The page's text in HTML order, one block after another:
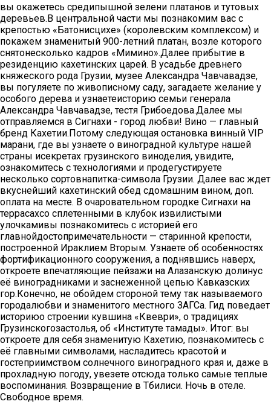
вы окажетесь средипышной зелени платанов и тутовых
деревьев.В центральной части мы познакомим вас с
крепостью «Батонисцихе» (королевским комплексом) и
покажем знаменитый 900-летний платан, возле которого
снятонесколько кадров «Мимино».Далее прибытие в
резиденцию кахетинских царей. В усадьбе древнего
княжеского рода Грузии, музее Александра Чавчавадзе,
вы погуляете по живописному саду, загадаете желание у
особого дерева и узнаетеисторию семьи генерала
Александра Чавчавадзе, тестя Грибоедова.Далее мы
отправляемся в Сигнахи - город любви! Вино — главный
бренд Кахетии.Потому следующая остановка винный VIP
марани, где вы узнаете о виноградной культуре нашей
страны исекретах грузинского виноделия, увидите,
ознакомитесь с технологиями и продегустируете
несколько сортовнапитка-символа Грузии. Далее вас ждет
вкуснейший кахетинский обед сдомашним вином, доп.
оплата на месте. В очаровательном городке Сигнахи на
террасахсо сплетенными в клубок извилистыми
улочкамивы познакомитесь с историей его
главнойдостопримечательности — старинной крепости,
построенной Ираклием Вторым. Узнаете об особенностях
фортификационного сооружения, а поднявшись наверх,
откроете впечатляющие пейзажи на Алазанскую долинус
её виноградниками и заснеженной цепью Кавказских
гор.Конечно, не обойдем стороной тему так называемого
городалюбви и знаменитого местного ЗАГСа. Гид поведает
историюо строении кувшина «Квеври», о традициях
Грузинскогозастолья, об «Институте тамады». Итог: вы
откроете для себя знаменитую Кахетию, познакомитесь с
её главными символами, насладитесь красотой и
гостеприимством солнечного виноградного края и, даже в
прохладную погоду, увезете отсюда только самые теплые
воспоминания. Возвращение в Тбилиси. Ночь в отеле.
Свободное время.